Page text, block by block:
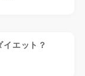
エット？